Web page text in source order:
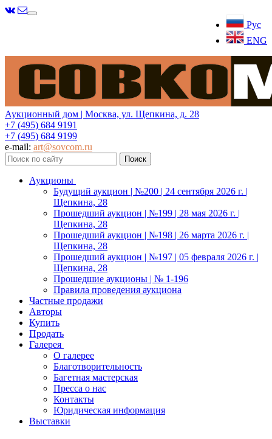
Рус
ENG
Меню
Аукционный дом | Москва, ул. Щепкина, д. 28
+7 (495) 684 9191
+7 (495) 684 9199
e-mail: art@sovcom.ru
Аукционы
Будущий аукцион | №200 | 24 сентября 2026 г. |
Щепкина, 28
Прошедший аукцион | №199 | 28 мая 2026 г. |
Щепкина, 28
Прошедший аукцион | №198 | 26 марта 2026 г. |
Щепкина, 28
Прошедший аукцион | №197 | 05 февраля 2026 г. |
Щепкина, 28
Прошедшие аукционы | № 1-196
Правила проведения аукциона
Частные продажи
Авторы
Купить
Продать
Галерея
О галерее
Благотворительность
Багетная мастерская
Пресса о нас
Контакты
Юридическая информация
Выставки